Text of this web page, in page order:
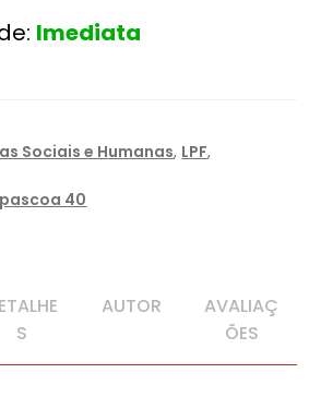
Imediata
Sociais e Humanas, LPF,
40
S
AUTOR
AVALIAÇ
ÕES